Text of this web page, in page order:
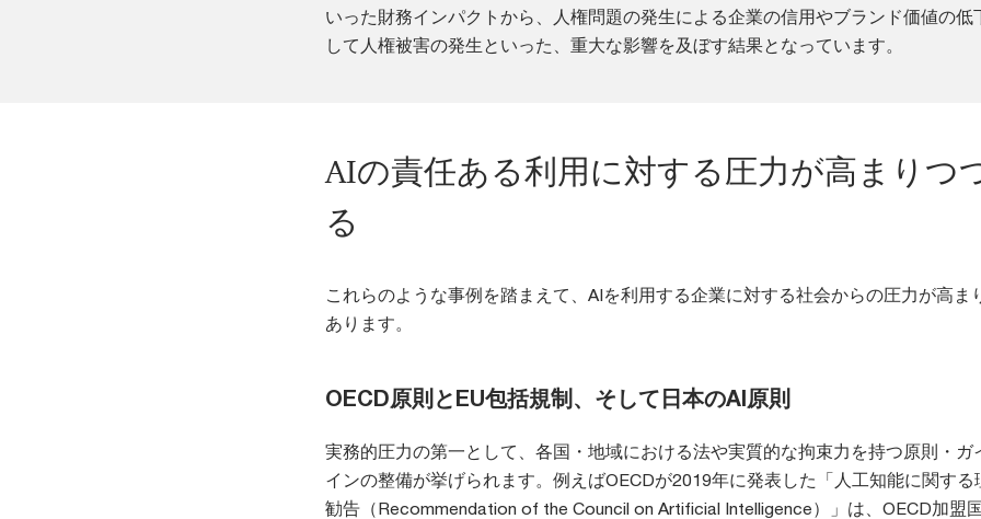
いった財務インパクトから、人権問題の発生による企業の信用やブランド価値の低
して人権被害の発生といった、重大な影響を及ぼす結果となっています。
AIの責任ある利用に対する圧力が高まりつ
る
これらのような事例を踏まえて、AIを利用する企業に対する社会からの圧力が高ま
あります。
OECD原則とEU包括規制、そして日本のAI原則
実務的圧力の第一として、各国・地域における法や実質的な拘束力を持つ原則・ガ
インの整備が挙げられます。例えばOECDが2019年に発表した「人工知能に関する
勧告（Recommendation of the Council on Artificial Intelligence）」は、OECD加盟